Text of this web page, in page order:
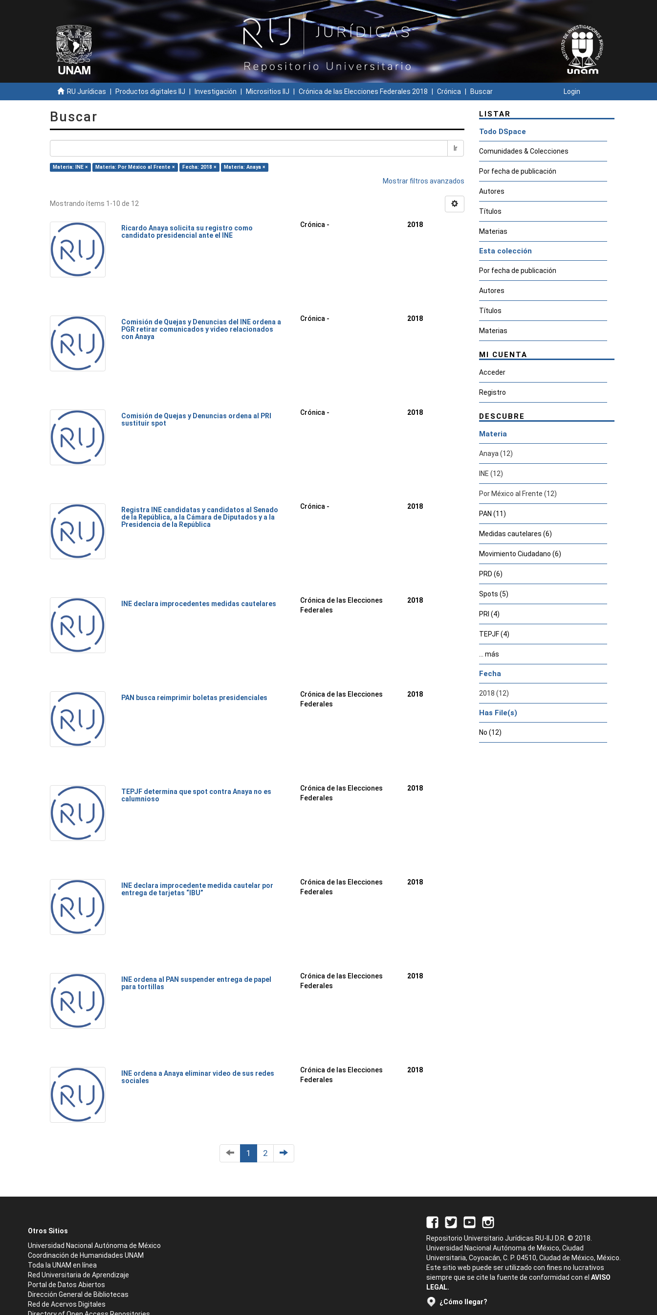
RU Jurídicas Productos digitales IIJ Investigación Micrositios IIJ Crónica de las Elecciones Federales 2018 Crónica Buscar Login
Buscar
Ir
Materia: INE × Materia: Por México al Frente × Fecha: 2018 × Materia: Anaya ×
Mostrar filtros avanzados
Mostrando ítems 1-10 de 12
Ricardo Anaya solicita su registro como
candidato presidencial ante el INE
Crónica - 2018
Comisión de Quejas y Denuncias del INE ordena a
PGR retirar comunicados y video relacionados
con Anaya
Crónica - 2018
Comisión de Quejas y Denuncias ordena al PRI
sustituir spot
Crónica - 2018
Registra INE candidatas y candidatos al Senado
de la República, a la Cámara de Diputados y a la
Presidencia de la República
Crónica - 2018
INE declara improcedentes medidas cautelares
Crónica de las Elecciones
Federales
2018
PAN busca reimprimir boletas presidenciales
Crónica de las Elecciones
Federales
2018
TEPJF determina que spot contra Anaya no es
calumnioso
Crónica de las Elecciones
Federales
2018
INE declara improcedente medida cautelar por
entrega de tarjetas “IBU”
Crónica de las Elecciones
Federales
2018
INE ordena al PAN suspender entrega de papel
para tortillas
Crónica de las Elecciones
Federales
2018
INE ordena a Anaya eliminar video de sus redes
sociales
Crónica de las Elecciones
Federales
2018
1 2
LISTAR
Todo DSpace
Comunidades & Colecciones
Por fecha de publicación
Autores
Títulos
Materias
Esta colección
Por fecha de publicación
Autores
Títulos
Materias
MI CUENTA
Acceder
Registro
DESCUBRE
Materia
Anaya (12)
INE (12)
Por México al Frente (12)
PAN (11)
Medidas cautelares (6)
Movimiento Ciudadano (6)
PRD (6)
Spots (5)
PRI (4)
TEPJF (4)
... más
Fecha
2018 (12)
Has File(s)
No (12)
Otros Sitios
Universidad Nacional Autónoma de México
Coordinación de Humanidades UNAM
Toda la UNAM en línea
Red Universitaria de Aprendizaje
Portal de Datos Abiertos
Dirección General de Bibliotecas
Red de Acervos Digitales
Repositorio Universitario Jurídicas RU-IIJ D.R. © 2018.
Universidad Nacional Autónoma de México, Ciudad
Universitaria, Coyoacán, C. P. 04510, Ciudad de México, México.
Este sitio web puede ser utilizado con fines no lucrativos
siempre que se cite la fuente de conformidad con el AVISO
LEGAL.
¿Cómo llegar?